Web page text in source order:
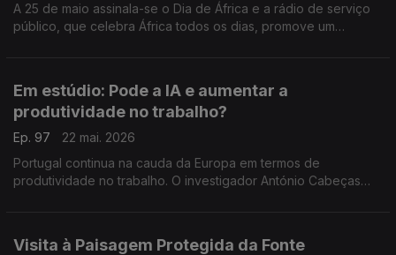
A 25 de maio assinala-se o Dia de África e a rádio de serviço
público, que celebra África todos os dias, promove um
Em estúdio: Pode a IA e aumentar a
produtividade no trabalho?
Ep. 97
22 mai. 2026
Portugal continua na cauda da Europa em termos de
produtividade no trabalho. O investigador António Cabeças
Visita à Paisagem Protegida da Fonte